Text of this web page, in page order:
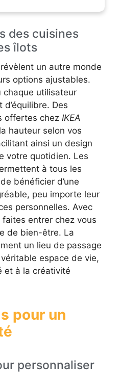
des cuisines
îlots
un autre monde
options ajustables.
chaque utilisateur
Des
offertes chez IKEA
hauteur selon vos
ainsi un design
votre quotidien. Les
à tous les
bénéficier d’une
peu importe leur
personnelles. Avec
entrer chez vous
de bien-être. La
un lieu de passage
espace de vie,
et à la créativité
pour un
personnaliser